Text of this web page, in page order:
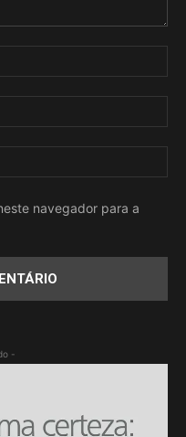
navegador para a
-